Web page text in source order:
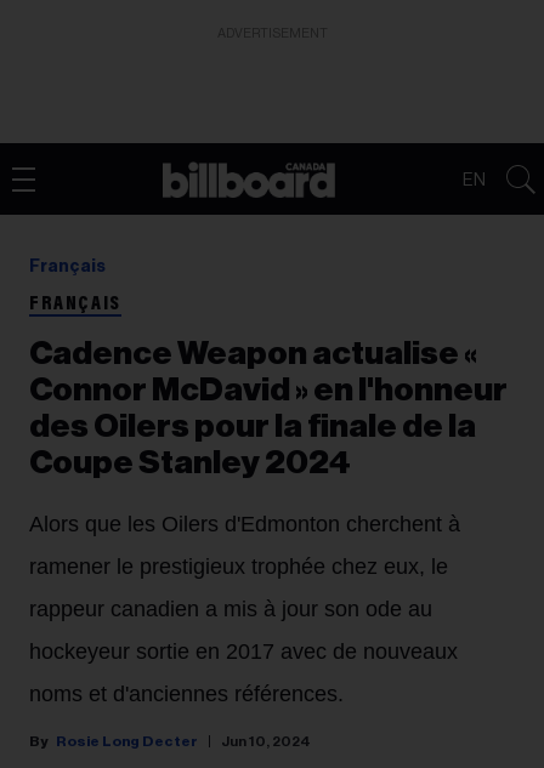
EN
Français
FRANÇAIS
Cadence Weapon actualise «
Connor McDavid » en l'honneur
des Oilers pour la finale de la
Coupe Stanley 2024
Alors que les Oilers d'Edmonton cherchent à
ramener le prestigieux trophée chez eux, le
rappeur canadien a mis à jour son ode au
hockeyeur sortie en 2017 avec de nouveaux
noms et d'anciennes références.
Rosie Long Decter Jun 10, 2024